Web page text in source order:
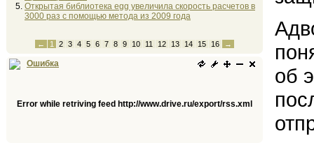
Открытая библиотека egg увеличила скорость расчетов в
3000 раз с помощью метода из 2009 года
← 1 2 3 4 5 6 7 8 9 10 11 12 13 14 15 16 →
Ошибка
Error while retriving feed http://www.drive.ru/export/rss.xml
об